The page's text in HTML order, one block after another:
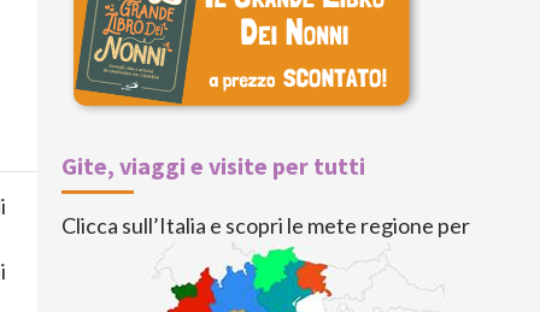
Gite, viaggi e visite per tutti
Clicca sull’Italia e scopri le mete regione per